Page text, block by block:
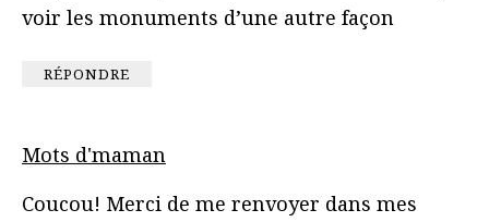
voir les monuments d’une autre façon
RÉPONDRE
Mots d'maman
Coucou! Merci de me renvoyer dans mes